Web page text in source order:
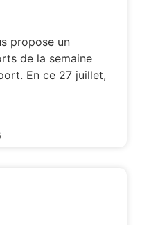
propose un
de la semaine
En ce 27 juillet,